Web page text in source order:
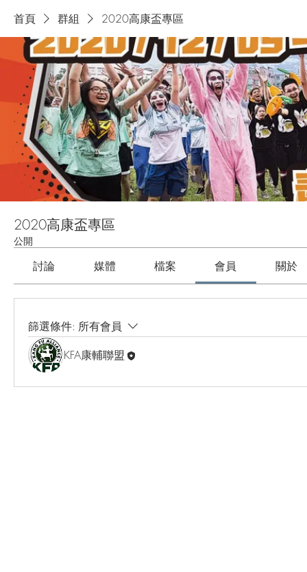
首頁 群組 2020高康盃專區
2020高康盃專區
公開
討論 媒體 檔案 會員 關於
篩選條件: 所有會員
KFA康輔聯盟